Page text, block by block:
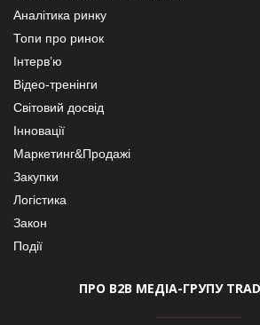
Аналітика ринку
Топи про ринок
Інтерв’ю
Відео-тренінги
Світовий досвід
Інновації
Маркетинг&Продажі
Закупки
Логістика
Закон
Події
ПРО В2В МЕДІА-ГРУПУ